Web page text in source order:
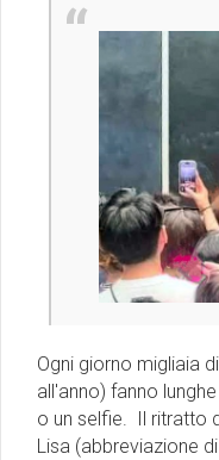
Ogni giorno migliaia
all'anno) fanno
o un selfie. Il ritratto
Lisa (abbreviazione